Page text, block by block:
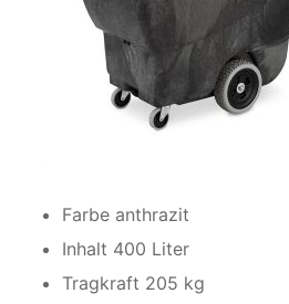
Farbe anthrazit
Inhalt 400 Liter
Tragkraft 205 kg